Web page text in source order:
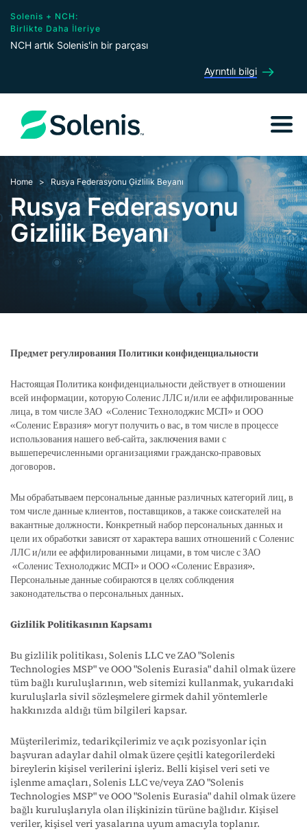
Solenis + NCH:
Birlikte Daha İleriye
NCH artık Solenis'in bir parçası
Ayrıntılı bilgi
Home Rusya Federasyonu Gizlilik Beyanı
Rusya Federasyonu
Gizlilik Beyanı
Предмет регулирования Политики конфиденциальности
Настоящая Политика конфиденциальности действует в отношении
всей информации, которую Соленис ЛЛС и/или ее аффилированные
лица, в том числе ЗАО «Соленис Технолоджис МСП» и ООО
«Соленис Евразия» могут получить о вас, в том числе в процессе
использования нашего веб-сайта, заключения вами с
вышеперечисленными организациями гражданско-правовых
договоров.
Мы обрабатываем персональные данные различных категорий лиц, в
том числе данные клиентов, поставщиков, а также соискателей на
вакантные должности. Конкретный набор персональных данных и
цели их обработки зависят от характера ваших отношений с Соленис
ЛЛС и/или ее аффилированными лицами, в том числе с ЗАО
«Соленис Технолоджис МСП» и ООО «Соленис Евразия».
Персональные данные собираются в целях соблюдения
законодательства о персональных данных.
Gizlilik Politikasının Kapsamı
Bu gizlilik politikası, Solenis LLC ve ZAO "Solenis
Technologies MSP" ve OOO "Solenis Eurasia" dahil olmak üzere
tüm bağlı kuruluşlarının, web sitemizi kullanmak, yukarıdaki
kuruluşlarla sivil sözleşmelere girmek dahil yöntemlerle
hakkınızda aldığı tüm bilgileri kapsar.
Müşterilerimiz, tedarikçilerimiz ve açık pozisyonlar için
başvuran adaylar dahil olmak üzere çeşitli kategorilerdeki
bireylerin kişisel verilerini işleriz. Belli kişisel veri seti ve
işlenme amaçları, Solenis LLC ve/veya ZAO "Solenis
Technologies MSP" ve OOO "Solenis Eurasia" dahil olmak üzere
bağlı kuruluşlarıyla olan ilişkinizin türüne bağlıdır. Kişisel
veriler, kişisel veri yasalarına uyum amacıyla toplanır.